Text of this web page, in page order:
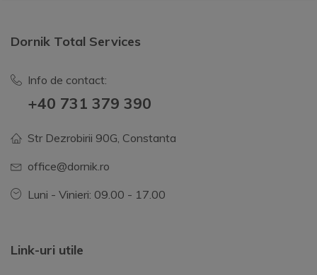
Dornik Total Services
Info de contact:
+40 731 379 390
Str Dezrobirii 90G, Constanta
office@dornik.ro
Luni - Vinieri: 09.00 - 17.00
Link-uri utile